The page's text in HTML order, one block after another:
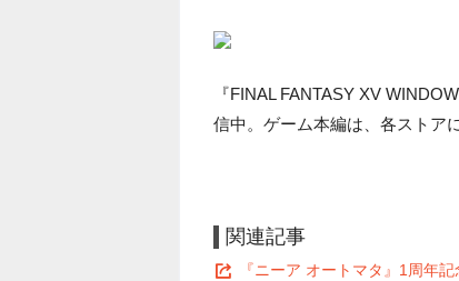
『FINAL FANTASY XV
信中。ゲーム本編は、各ストア
関連記事
『ニーア オートマタ』1周年